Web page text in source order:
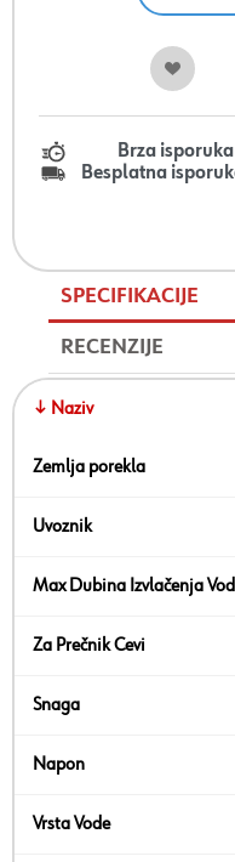
Brza
Besplatna
SPECIFIKACIJE
RECENZIJE
↓ Naziv
Zemlja porekla
Uvoznik
Max Dubina Izvlačenja
Za Prečnik Cevi
Snaga
Napon
Vrsta Vode